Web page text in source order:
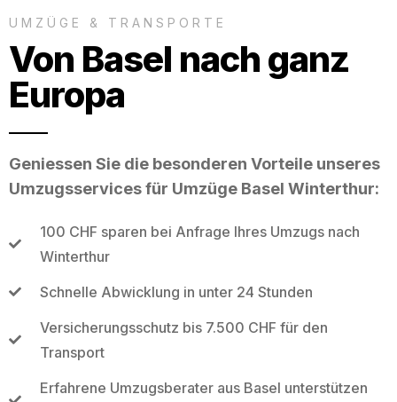
UMZÜGE & TRANSPORTE
Von Basel nach ganz
Europa
Geniessen Sie die besonderen Vorteile unseres
Umzugsservices für Umzüge Basel Winterthur:
100 CHF sparen bei Anfrage Ihres Umzugs nach
Winterthur
Schnelle Abwicklung in unter 24 Stunden
Versicherungsschutz bis 7.500 CHF für den
Transport
Erfahrene Umzugsberater aus Basel unterstützen